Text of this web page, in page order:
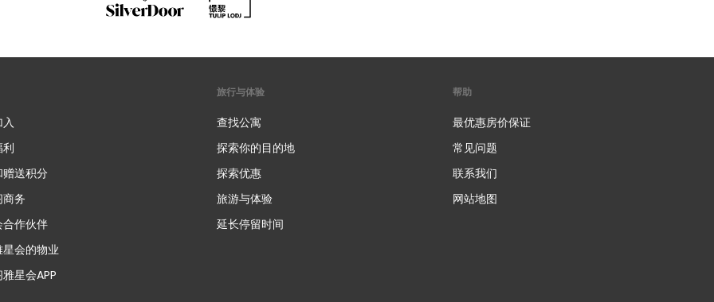
送积分
务
作伙伴
会的物业
星会APP
旅行与体验
查找公寓
探索你的目的地
探索优惠
旅游与体验
延长停留时间
帮助
最优惠房价保证
常见问题
联系我们
网站地图